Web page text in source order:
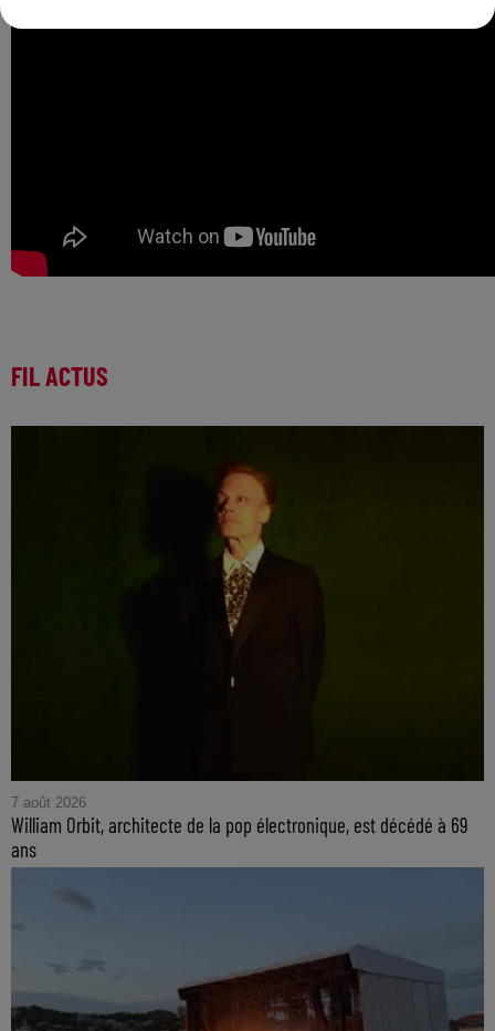
FIL ACTUS
7 août 2026
William Orbit, architecte de la pop électronique, est décédé à 69
ans